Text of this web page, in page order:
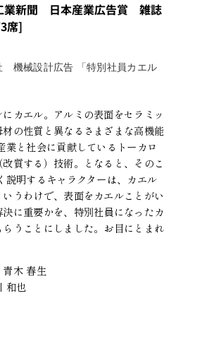
新聞 日本産業広告賞 雑誌
席]
機械設計広告 「特別社員カエル
カエル。アルミの表面をセラミッ
材の性質と異なるさまざまな高機能
業と社会に貢献しているトーカロ
質する）技術。となると、そのこ
説明するキャラクターは、カエル
うわけで、表面をカエルことがい
に重要かを、特別社員になったカ
うことにしました。お目にとまれ
青木 春生
和也